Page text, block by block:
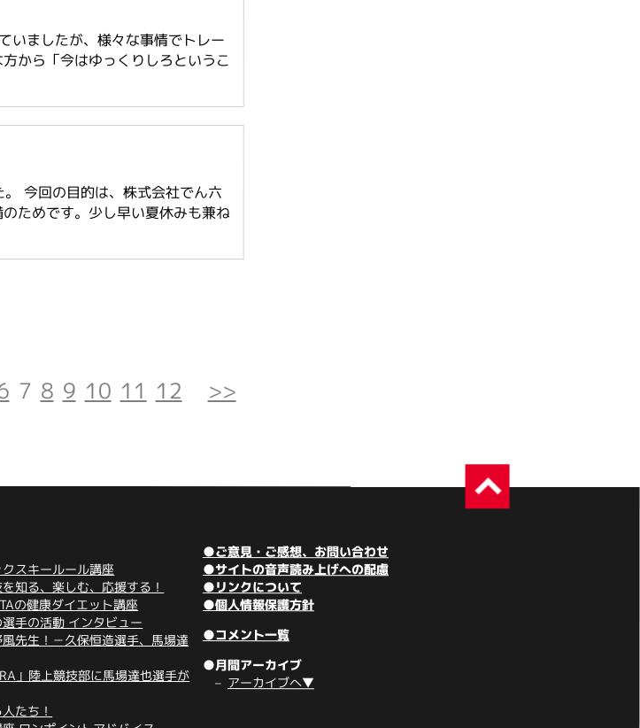
いましたが、様々な事情でトレー
から「今はゆっくりしろというこ
今回の目的は、株式会社でん六
ためです。少し早い夏休みも兼ね
7 8 9 10 11 12 >>
スキールール講座
知る、楽しむ、応援する！
の健康ダイエット講座
手の活動 インタビュー
先生！－久保恒造選手、馬場達
」陸上競技部に馬場達也選手が
たち！
●ご意見・ご感想、お問い合わせ
●サイトの音声読み上げへの配慮
●リンクについて
●個人情報保護方針
●コメント一覧
●月間アーカイブ
アーカイブへ▼